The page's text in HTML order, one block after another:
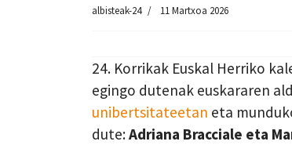
albisteak-24 11 Martxoa 2026
24. Korrikak Euskal Herriko
egingo dutenak euskararen
unibertsitateetan eta
dute:Adriana Bracciale eta